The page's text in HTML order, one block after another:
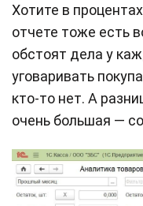
Хотите в
отчете тоже есть
обстоят дела у
уговаривать
кто-то нет. А
очень большая —